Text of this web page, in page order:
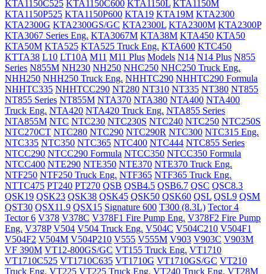
KTA1150C525 KTA1150C600 KTA1150L KTA1150M
KTA1150P525 KTA1150P600 KTA19 KTA19M KTA2300
KTA2300G KTA2300GS/GC KTA2300L KTA2300M KTA2300P
KTA3067 Series Eng. KTA3067M KTA38M KTA450 KTA50
KTA50M KTA525 KTA525 Truck Eng. KTA600 KTC450
KTTA38 L10 LT10A M11 M11 Plus Models N14 N14 Plus N855
Series N855M NH230 NH250 NHC250 NHC250 Truck Eng.
NHH250 NHH250 Truck Eng. NHHTC290 NHHTC290 Formula
NHHTC335 NHHTCC290 NT280 NT310 NT335 NT380 NT855
NT855 Series NT855M NTA370 NTA380 NTA400 NTA400
Truck Eng. NTA420 NTA420 Truck Eng. NTA855 Series
NTA855M NTC NTC230 NTC230S NTC240 NTC250 NTC250S
NTC270CT NTC280 NTC290 NTC290R NTC300 NTC315 Eng.
NTC335 NTC350 NTC365 NTC400 NTC444 NTC855 Series
NTCC290 NTCC290 Formula NTCC350 NTCC350 Formula
NTCC400 NTE290 NTE350 NTE370 NTE370 Truck Eng.
NTF250 NTF250 Truck Eng. NTF365 NTF365 Truck Eng.
NTTC475 PT240 PT270 QSB QSB4.5 QSB6.7 QSC QSC8.3
QSK19 QSK23 QSK38 QSK45 QSK50 QSK60 QSL QSL9 QSM
QST30 QSX11.9 QSX15 Signature 600 T300 (8.3L) Tector 4
Tector 6 V378 V378C V378F1 Fire Pump Eng. V378F2 Fire Pump
Eng. V378P V504 V504 Truck Eng. V504C V504C210 V504F1
V504F2 V504M V504P210 V555 V555M V903 V903C V903M
VF 390M VT12-800GS/GC VT155 Truck Eng. VT1710
VT1710C525 VT1710C635 VT1710G VT1710GS/GC VT210
Truck Eng. VT225 VT225 Truck Eng. VT240 Truck Eng. VT28M